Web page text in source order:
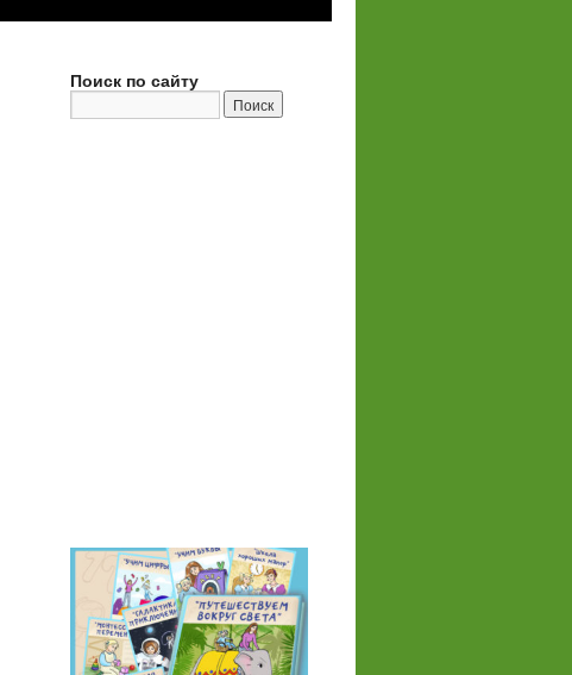
Поиск по сайту